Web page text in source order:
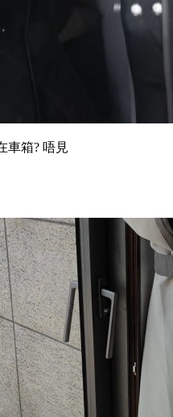
車箱? 唔見